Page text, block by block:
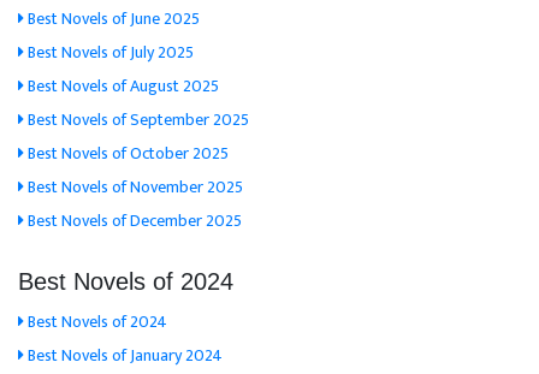
Best Novels of June 2025
Best Novels of July 2025
Best Novels of August 2025
Best Novels of September 2025
Best Novels of October 2025
Best Novels of November 2025
Best Novels of December 2025
Best Novels of 2024
Best Novels of 2024
Best Novels of January 2024